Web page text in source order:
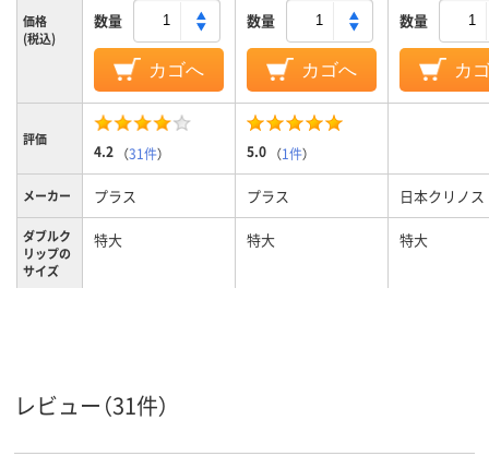
価格
(税込)
数量
カゴへ
数量
カゴへ
数量
カ
評価
4.2 （31件） 5.0 （1件）
メーカー プラス プラス 日本クリノス
ダブルク
リップの
サイズ
特大 特大 特大
とじ枚数 160枚
材質 スチール スチール
レビュー（31件）